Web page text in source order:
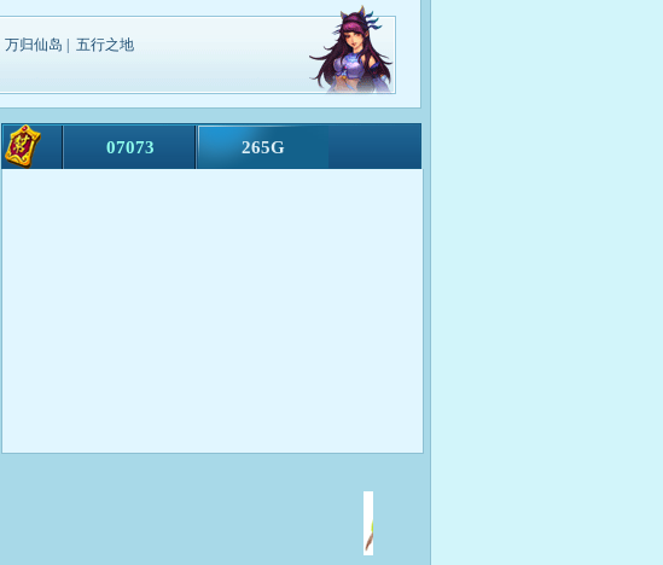
12:30-13:00
19:00-19:30
万归仙岛
五行之地
07073 265G